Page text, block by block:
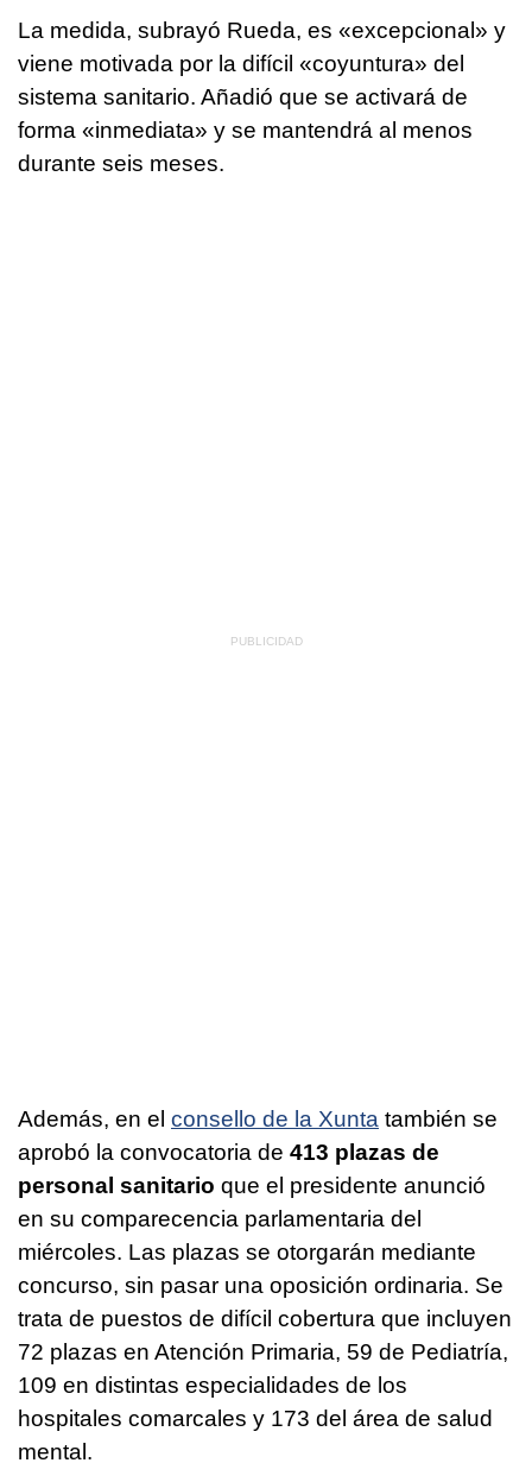
La medida, subrayó Rueda, es «excepcional» y
viene motivada por la difícil «coyuntura» del
sistema sanitario. Añadió que se activará de
forma «inmediata» y se mantendrá al menos
durante seis meses.
Además, en el consello de la Xunta también se
aprobó la convocatoria de 413 plazas de
personal sanitario que el presidente anunció
en su comparecencia parlamentaria del
miércoles. Las plazas se otorgarán mediante
concurso, sin pasar una oposición ordinaria. Se
trata de puestos de difícil cobertura que incluyen
72 plazas en Atención Primaria, 59 de Pediatría,
109 en distintas especialidades de los
hospitales comarcales y 173 del área de salud
mental.